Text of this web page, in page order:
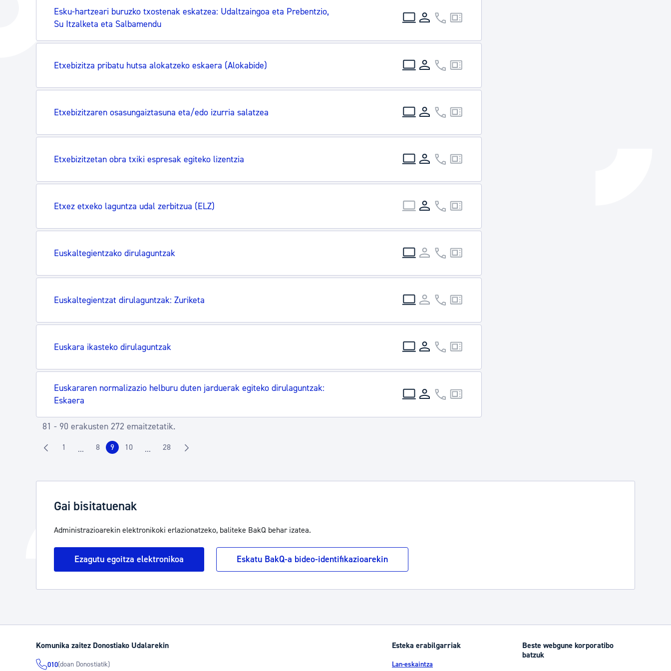
Hiria
Hiria orain
Hiria ezagutu
Etorkizuneko hiria
Aktualitatea
Kultur agenda
Udal administrazioa
Gardentasun ataria
Esku-hartzeari buruzko txostenak eskatzea: Udaltzaingoa eta Prebentzio,
Su Itzalketa eta Salbamendu
Etxebizitza pribatu hutsa alokatzeko eskaera (Alokabide)
Etxebizitzaren osasungaiztasuna eta/edo izurria salatzea
Etxebizitzetan obra txiki espresak egiteko lizentzia
Etxez etxeko laguntza udal zerbitzua (ELZ)
Euskaltegientzako dirulaguntzak
Euskaltegientzat dirulaguntzak: Zuriketa
Euskara ikasteko dirulaguntzak
Euskararen normalizazio helburu duten jarduerak egiteko dirulaguntzak:
Eskaera
81 - 90 erakusten 272 emaitzetatik.
Orrialdea
1 ...Intermediate Pages Use TAB to navigate.
Orrialdea
8 Orrialdea
9 Orrialdea
10 ...Intermediate Pages Use TAB to navigate.
Orrialdea
28
Gai bisitatuenak
Administrazioarekin elektronikoki erlazionatzeko, baliteke BakQ behar izatea.
Ezagutu egoitza elektronikoa Eskatu BakQ-a bideo-identifikazioarekin
Komunika zaitez Donostiako Udalarekin
010(doan Donostiatik)
Esteka erabilgarriak
Lan-eskaintza
Beste webgune korporatibo
batzuk